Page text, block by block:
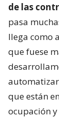
de las
pasa
llega como
que fuese
automatizar
que están
ocupación